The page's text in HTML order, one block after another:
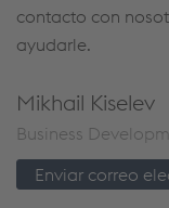
contacto con
ayudarle.
Mikhail Kiselev
Business
Enviar correo